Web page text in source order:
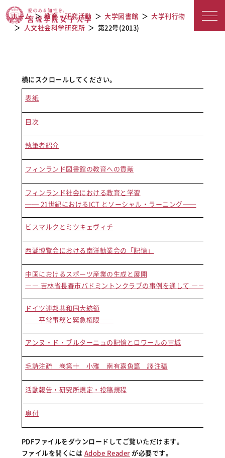
第22号(2013)
ホーム 教育・研究活動 大学図書館
大学刊行物
人文社会科学研究所
第22号(2013)
表紙
目次
執筆者紹介
フィンランド図書館の教育への貢献
フィンランド社会における教育と学習
── 21世紀におけるICT とソーシャル・ラーニング──
ビスマルクとミツキェヴィチ
西湖博覧会における南洋勧業会の「記憶」
中国におけるスポーツ産業の生成と展開
―― 吉林省長春市バドミントンクラブの事例を通して ――
ドイツ連邦共和国大統領
──平常事務と緊急権限──
アンヌ・ド・ブルターニュの記憶とロワールの古城
毛詩注疏 巻第十 小雅 南有嘉魚篇 譯注稿
活動報告・研究所規定・投稿規程
奥付
PDFファイルをダウンロードしてご覧いただけます。
ファイルを開くには Adobe Readerが必要です。